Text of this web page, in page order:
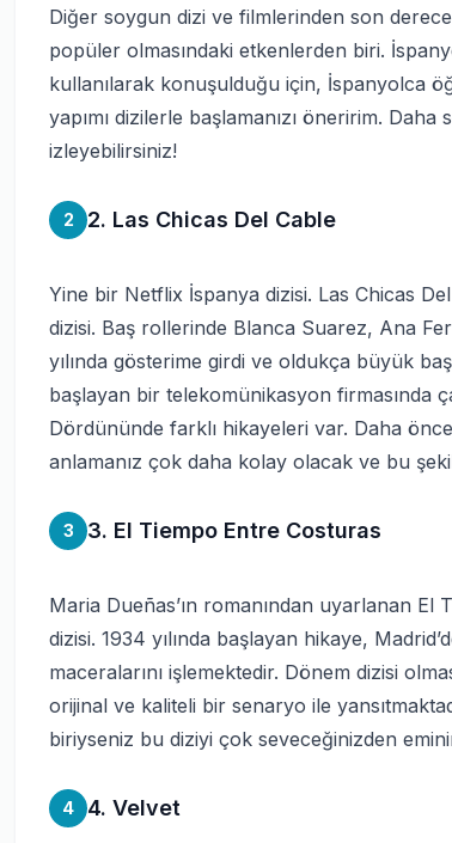
Diğer soygun dizi ve filmlerinden son
popüler olmasındaki etkenlerden biri.
kullanılarak konuşulduğu için, İspanyolca
yapımı dizilerle başlamanızı öneririm.
izleyebilirsiniz!
2 2. Las Chicas Del Cable
Yine bir Netflix İspanya dizisi. Las Chicas
dizisi. Baş rollerinde Blanca Suarez, Ana
yılında gösterime girdi ve oldukça büyük
başlayan bir telekomünikasyon firmasında
Dördününde farklı hikayeleri var. Daha
anlamanız çok daha kolay olacak ve bu
3 3. El Tiempo Entre Costuras
Maria Dueñas’ın romanından uyarlanan
dizisi. 1934 yılında başlayan hikaye,
maceralarını işlemektedir. Dönem dizisi
orijinal ve kaliteli bir senaryo ile
biriyseniz bu diziyi çok seveceğinizden
4 4. Velvet